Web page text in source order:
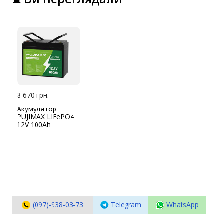
Автономне живлення
Автоматичні вимикачі
Інвертори напруги
Акумулятори для ДБЖ
8 670 грн.
Акумулятор
PUJIMAX LIFePO4
12V 100Ah
(097)-938-03-73 Telegram WhatsApp